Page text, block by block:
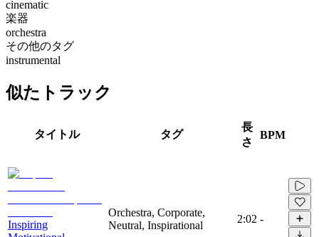
cinematic
楽器
orchestra
その他のタグ
instrumental
似たトラック
タイトル タグ
長
さ
BPM
Inspiring
Orchestra, Corporate,
Neutral, Inspirational
2:02 -